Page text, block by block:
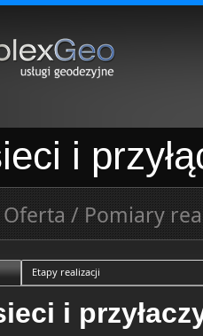
i
Oferta / Pomiary
Etapy realizacji
i